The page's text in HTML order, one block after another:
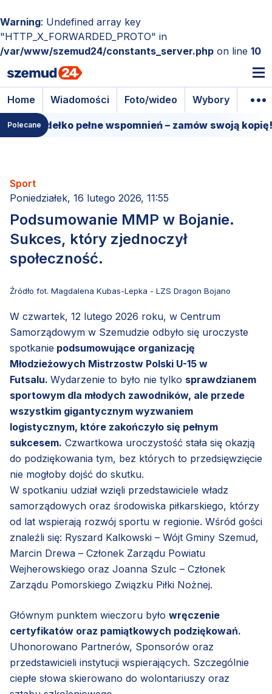
Warning: Undefined array key
"HTTP_X_FORWARDED_PROTO" in
/var/www/szemud24/constants_server.php on line 10
Home Wiadomości Foto/wideo Wybory
Polecane
pudełko pełne wspomnień – zamów swoją kopię!
Sport
Poniedziałek, 16 lutego 2026, 11:55
Podsumowanie MMP w Bojanie.
Sukces, który zjednoczył
społeczność.
Źródło fot. Magdalena Kubas-Lepka - LZS Dragon Bojano
W czwartek, 12 lutego 2026 roku, w Centrum
Samorządowym w Szemudzie odbyło się uroczyste
spotkanie podsumowujące organizację
Młodzieżowych Mistrzostw Polski U-15 w
Futsalu. Wydarzenie to było nie tylko sprawdzianem
sportowym dla młodych zawodników, ale przede
wszystkim gigantycznym wyzwaniem
logistycznym, które zakończyło się pełnym
sukcesem. Czwartkowa uroczystość stała się okazją
do podziękowania tym, bez których to przedsięwzięcie
nie mogłoby dojść do skutku.
W spotkaniu udział wzięli przedstawiciele władz
samorządowych oraz środowiska piłkarskiego, którzy
od lat wspierają rozwój sportu w regionie. Wśród gości
znaleźli się: Ryszard Kalkowski – Wójt Gminy Szemud,
Marcin Drewa – Członek Zarządu Powiatu
Wejherowskiego oraz Joanna Szulc – Członek
Zarządu Pomorskiego Związku Piłki Nożnej.
Głównym punktem wieczoru było wręczenie
certyfikatów oraz pamiątkowych podziękowań.
Uhonorowano Partnerów, Sponsorów oraz
przedstawicieli instytucji wspierających. Szczególnie
ciepłe słowa skierowano do wolontariuszy oraz